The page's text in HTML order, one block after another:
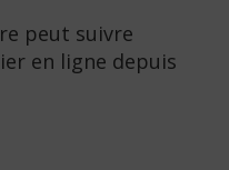
peut suivre
en ligne depuis